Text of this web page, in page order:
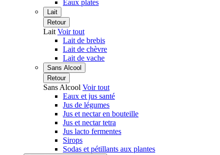
Eaux plates
Lait
Retour
Lait Voir tout
Lait de brebis
Lait de chèvre
Lait de vache
Sans Alcool
Retour
Sans Alcool Voir tout
Eaux et jus santé
Jus de légumes
Jus et nectar en bouteille
Jus et nectar tetra
Jus lacto fermentes
Sirops
Sodas et pétillants aux plantes